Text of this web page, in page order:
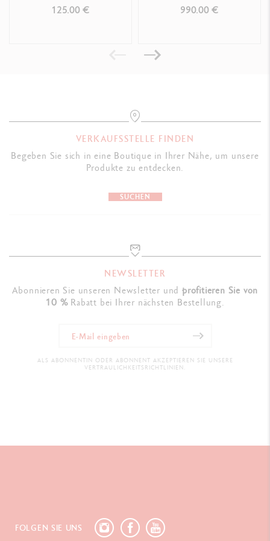
REISSVERSCHLUSS
125.00 €
IM FARBTON CAMEL
990.00 €
VERKAUFSSTELLE FINDEN
Begeben Sie sich in eine Boutique in Ihrer Nähe, um unsere
Produkte zu entdecken.
SUCHEN
NEWSLETTER
Abonnieren Sie unseren Newsletter undprofitieren Sie von
10 %Rabatt bei Ihrer nächsten Bestellung.
ALS ABONNENTIN ODER ABONNENT AKZEPTIEREN SIE UNSERE
VERTRAULICHKEITSRICHTLINIEN.
FOLGEN SIE UNS